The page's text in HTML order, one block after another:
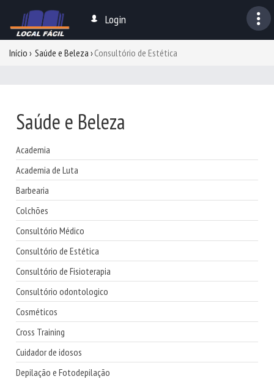
Login
Início Saúde e Beleza Consultório de Estética
Saúde e Beleza
Academia
Academia de Luta
Barbearia
Colchões
Consultório Médico
Consultório de Estética
Consultório de Fisioterapia
Consultório odontologico
Cosméticos
Cross Training
Cuidador de idosos
Depilação e Fotodepilação